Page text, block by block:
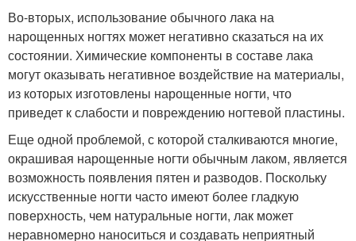
Во-вторых, использование обычного лака на
нарощенных ногтях может негативно сказаться на их
состоянии. Химические компоненты в составе лака
могут оказывать негативное воздействие на материалы,
из которых изготовлены нарощенные ногти, что
приведет к слабости и повреждению ногтевой пластины.
Еще одной проблемой, с которой сталкиваются многие,
окрашивая нарощенные ногти обычным лаком, является
возможность появления пятен и разводов. Поскольку
искусственные ногти часто имеют более гладкую
поверхность, чем натуральные ногти, лак может
неравномерно наноситься и создавать неприятный